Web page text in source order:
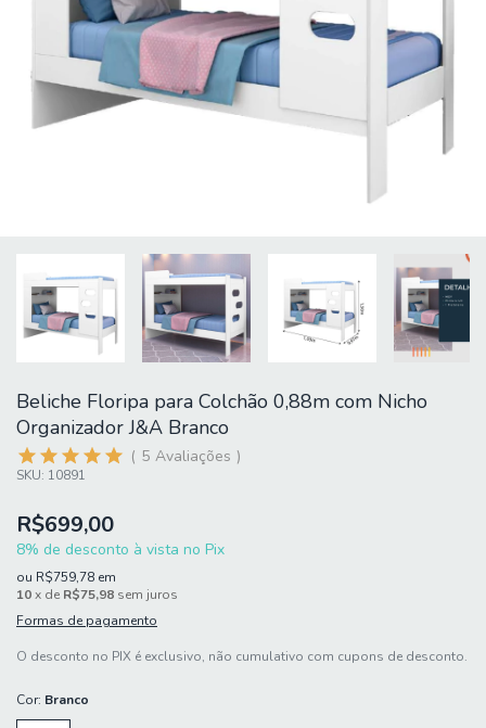
Beliche Floripa para Colchão 0,88m com Nicho
Organizador J&A Branco
5 Avaliações
SKU: 10891
R$699,00
8% de desconto à vista no Pix
ou R$759,78 em
10x de R$75,98 sem juros
Formas de pagamento
O desconto no PIX é exclusivo, não cumulativo com cupons de desconto.
Cor: Branco